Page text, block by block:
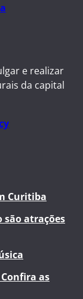
e realizar
da capital
Curitiba
são atrações
as